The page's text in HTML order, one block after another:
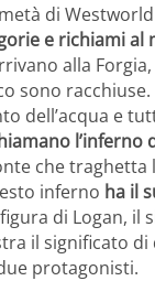
di
e richiami al
alla
sono
dell’acqua e
l’inferno
che traghetta
inferno ha il
di Logan, il
il significato di
protagonisti.